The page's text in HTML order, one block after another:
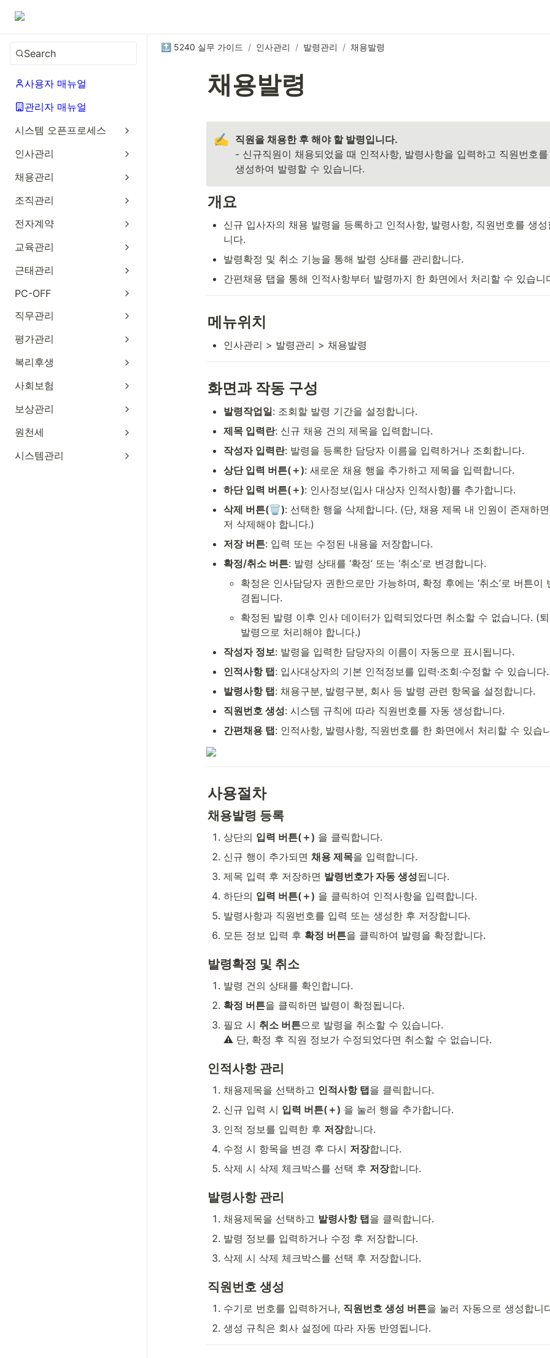
Search
사용자 매뉴얼
관리자 매뉴얼
시스템 오픈프로세스
인사관리
채용관리
조직관리
전자계약
교육관리
근태관리
PC-OFF
직무관리
평가관리
복리후생
사회보험
보상관리
원천세
시스템관리
🔝 5240 실무 가이드 / 인사관리 / 발령관리 / 채용발령
채용발령
✍️
- 신규직원이 채용되었을 때 인적사항, 발령사항을 입력하고 직원번호를
생성하여 발령할 수 있습니다.
개요
신규 입사자의 채용 발령을 등록하고 인적사항, 발령사항, 직원번호를 생성
니다.
발령확정 및 취소 기능을 통해 발령 상태를 관리합니다.
간편채용 탭을 통해 인적사항부터 발령까지 한 화면에서 처리할 수 있습니
메뉴위치
인사관리 > 발령관리 > 채용발령
화면과 작동 구성
발령작업일: 조회할 발령 기간을 설정합니다.
제목 입력란: 신규 채용 건의 제목을 입력합니다.
작성자 입력란: 발령을 등록한 담당자 이름을 입력하거나 조회합니다.
상단 입력 버튼(＋): 새로운 채용 행을 추가하고 제목을 입력합니다.
하단 입력 버튼(＋): 인사정보(입사 대상자 인적사항)를 추가합니다.
삭제 버튼(🗑️): 선택한 행을 삭제합니다. (단, 채용 제목 내 인원이 존재하
저 삭제해야 합니다.)
저장 버튼: 입력 또는 수정된 내용을 저장합니다.
확정/취소 버튼: 발령 상태를 ‘확정’ 또는 ‘취소’로 변경합니다.
확정은 인사담당자 권한으로만 가능하며, 확정 후에는 ‘취소’로 버튼이
경됩니다.
확정된 발령 이후 인사 데이터가 입력되었다면 취소할 수 없습니다. (
발령으로 처리해야 합니다.)
작성자 정보: 발령을 입력한 담당자의 이름이 자동으로 표시됩니다.
인적사항 탭: 입사대상자의 기본 인적정보를 입력·조회·수정할 수 있습니다.
발령사항 탭: 채용구분, 발령구분, 회사 등 발령 관련 항목을 설정합니다.
직원번호 생성: 시스템 규칙에 따라 직원번호를 자동 생성합니다.
간편채용 탭: 인적사항, 발령사항, 직원번호를 한 화면에서 처리할 수 있습
사용절차
채용발령 등록
상단의 입력 버튼(＋) 을 클릭합니다.
신규 행이 추가되면 채용 제목을 입력합니다.
제목 입력 후 저장하면 발령번호가 자동 생성됩니다.
하단의 입력 버튼(＋) 을 클릭하여 인적사항을 입력합니다.
발령사항과 직원번호를 입력 또는 생성한 후 저장합니다.
모든 정보 입력 후 확정 버튼을 클릭하여 발령을 확정합니다.
발령확정 및 취소
발령 건의 상태를 확인합니다.
확정 버튼을 클릭하면 발령이 확정됩니다.
필요 시 취소 버튼으로 발령을 취소할 수 있습니다.
⚠️ 단, 확정 후 직원 정보가 수정되었다면 취소할 수 없습니다.
인적사항 관리
채용제목을 선택하고 인적사항 탭을 클릭합니다.
신규 입력 시 입력 버튼(＋) 을 눌러 행을 추가합니다.
인적 정보를 입력한 후 저장합니다.
수정 시 항목을 변경 후 다시 저장합니다.
삭제 시 삭제 체크박스를 선택 후 저장합니다.
발령사항 관리
채용제목을 선택하고 발령사항 탭을 클릭합니다.
발령 정보를 입력하거나 수정 후 저장합니다.
삭제 시 삭제 체크박스를 선택 후 저장합니다.
직원번호 생성
수기로 번호를 입력하거나, 직원번호 생성 버튼을 눌러 자동으로 생성합니
생성 규칙은 회사 설정에 따라 자동 반영됩니다.